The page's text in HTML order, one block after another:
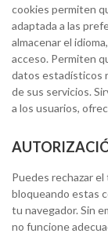
cookies permiten
adaptada a las
almacenar el
acceso. Permiten
datos estadísticos
de sus servicios.
a los usuarios,
Puedes rechazar
bloqueando estas
tu navegador. Sin
no funcione